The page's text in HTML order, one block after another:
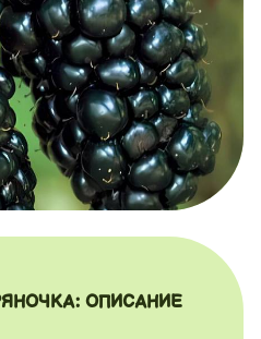
ОПИСАНИЕ